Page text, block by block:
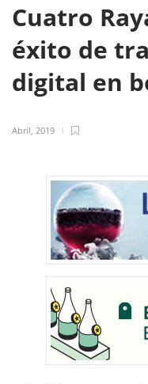
Cuatro
éxito de
digital en
Abril, 2019